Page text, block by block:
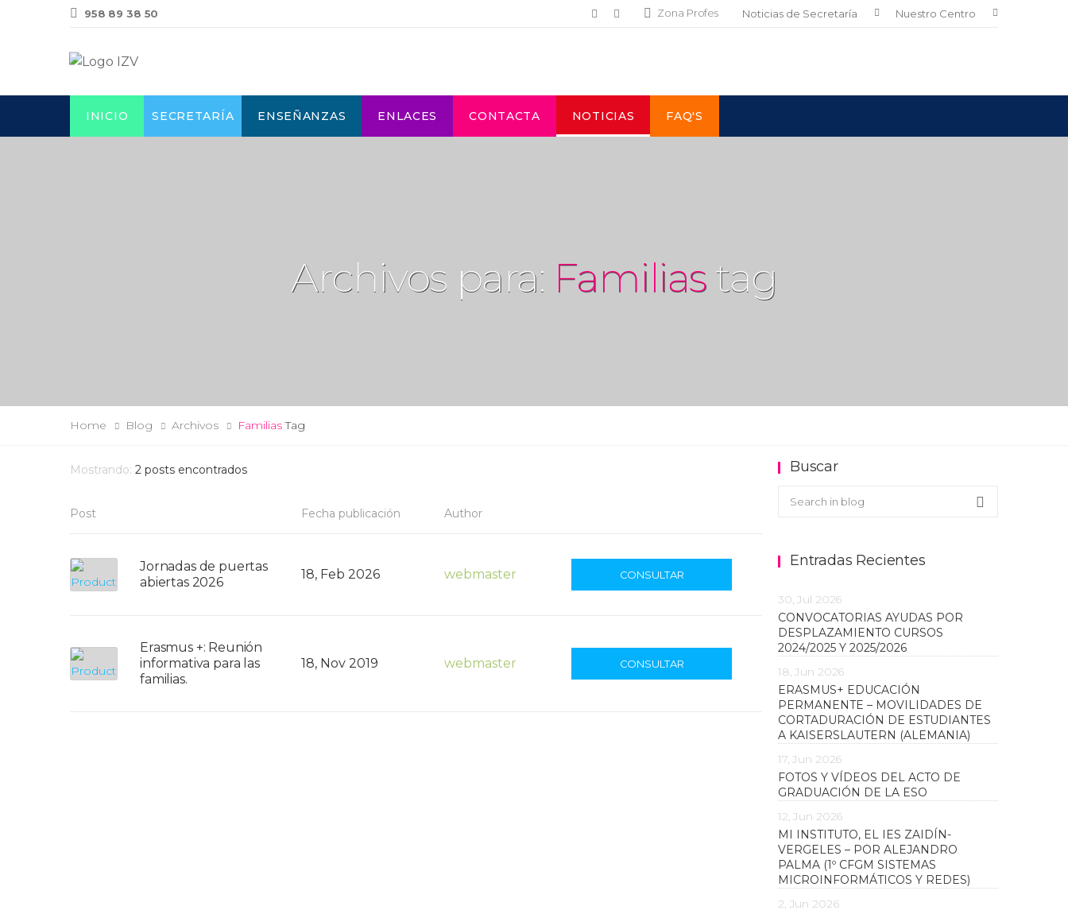
958 89 38 50 Zona Profes Noticias de Secretaría Nuestro Centro
INICIO SECRETARÍA ENSEÑANZAS ENLACES CONTACTA NOTICIAS FAQ'S
Archivos para: Familiastag
Home Blog Archivos FamiliasTag
Mostrando: 2 posts encontrados
Post Fecha publicación Author
Jornadas de puertas
abiertas 2026
18, Feb 2026 webmaster CONSULTAR
Erasmus +: Reunión
informativa para las
familias.
18, Nov 2019 webmaster CONSULTAR
Buscar
Buscar en el blog
Search
Entradas Recientes
30, Jul 2026
CONVOCATORIAS AYUDAS POR
DESPLAZAMIENTO CURSOS
2024/2025 Y 2025/2026
18, Jun 2026
ERASMUS+ EDUCACIÓN
PERMANENTE – MOVILIDADES DE
CORTADURACIÓN DE ESTUDIANTES
A KAISERSLAUTERN (ALEMANIA)
17, Jun 2026
FOTOS Y VÍDEOS DEL ACTO DE
GRADUACIÓN DE LA ESO
12, Jun 2026
MI INSTITUTO, EL IES ZAIDÍN-
VERGELES – POR ALEJANDRO
PALMA (1º CFGM SISTEMAS
MICROINFORMÁTICOS Y REDES)
2, Jun 2026